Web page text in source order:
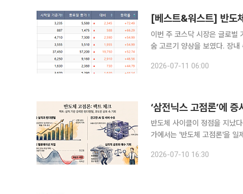
[베스트&워스트] 반도
이번 주 코스닥 시장은 글로벌
숨 고르기 양상을 보였다. 장
가 보류 이슈가 잔존한 바이오
2026-07-11 06:00
‘삼전닉스 고점론’에
반도체 사이클이 정점을 지났
가에서는 '반도체 고점론'을 일제히 반박하고 나섰다. 10
반등했지만 지난달 22일 세운
2026-07-10 16:30